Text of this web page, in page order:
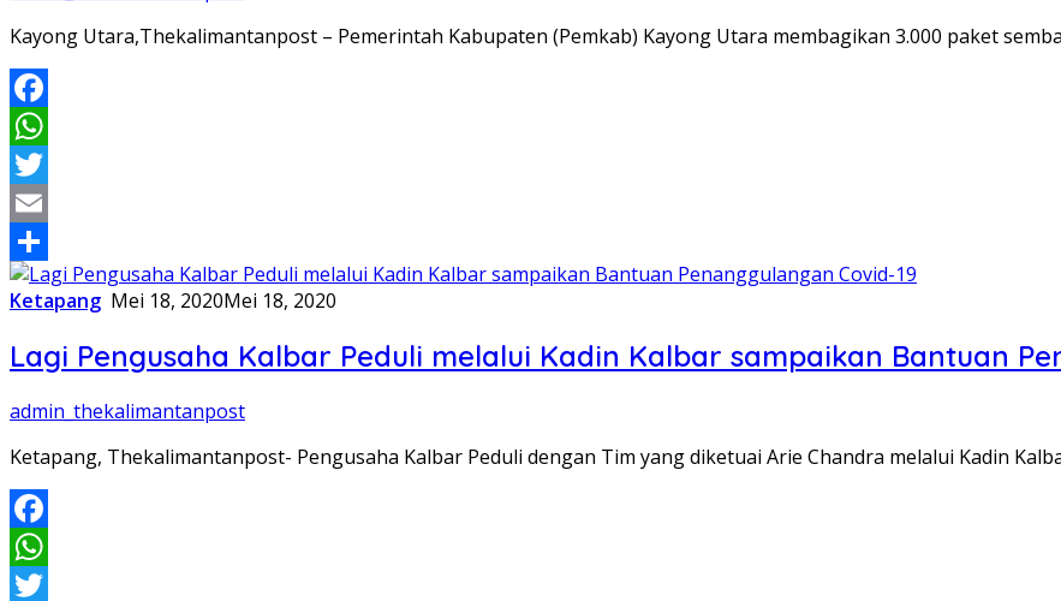
Kayong Utara,Thekalimantanpost – Pemerintah Kabupaten (Pemkab) Kayong Utara membagikan 3.000 paket
Facebook
WhatsApp
Twitter
Email
Share
Ketapang Mei 18, 2020Mei 18, 2020
Lagi Pengusaha Kalbar Peduli melalui Kadin Kalbar sampaikan Bantuan
admin_thekalimantanpost
Ketapang, Thekalimantanpost- Pengusaha Kalbar Peduli dengan Tim yang diketuai Arie Chandra melalui Kadin
Facebook
WhatsApp